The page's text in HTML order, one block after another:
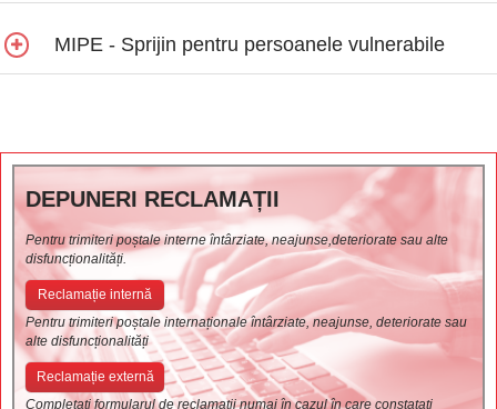
MIPE - Sprijin pentru persoanele vulnerabile
DEPUNERI RECLAMAȚII
Pentru trimiteri poștale interne întârziate, neajunse,deteriorate sau alte
disfuncționalități.
Reclamație internă
Pentru trimiteri poștale internaționale întârziate, neajunse, deteriorate sau
alte disfuncționalități
Reclamație externă
Completați formularul de reclamații numai în cazul în care constatați